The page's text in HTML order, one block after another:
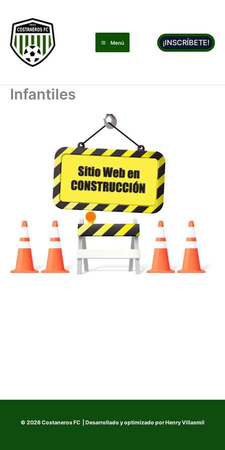
contenido
Menú ¡INSCRÍBETE!
Infantiles
© 2026 Costaneros FC | Desarrollado y optimizado porHenry Villasmil